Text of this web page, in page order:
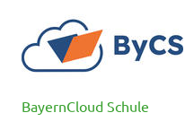
BayernCloud Schule